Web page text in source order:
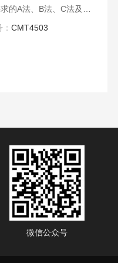
的A法、B法、C法及其
沫等试样进行标准的测
试。
CMT4503
微信公众号